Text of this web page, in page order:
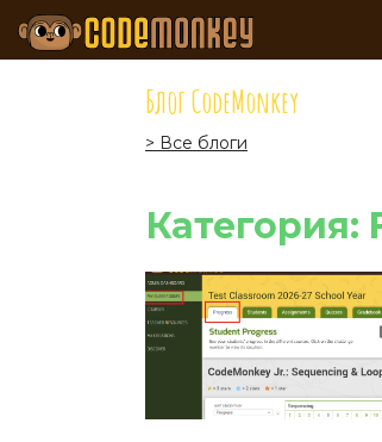
Блог CodeMonkey
> Все блоги
Категория: